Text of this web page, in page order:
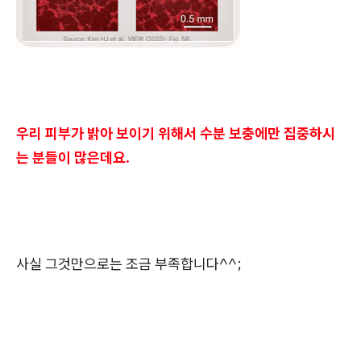
우리 피부가 밝아 보이기 위해서 수분 보충에만 집중하시
는 분들이 많은데요.
사실 그것만으로는 조금 부족합니다^^;